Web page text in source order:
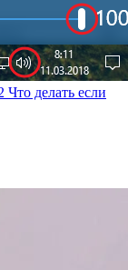
делать если